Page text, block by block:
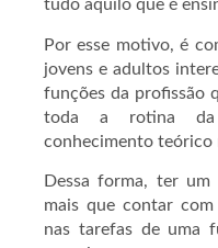
tudo aquilo que é
Por esse motivo, é
jovens e adultos
funções da profissão
toda a rotina da
conhecimento teórico
Dessa forma, ter
mais que contar
nas tarefas de uma